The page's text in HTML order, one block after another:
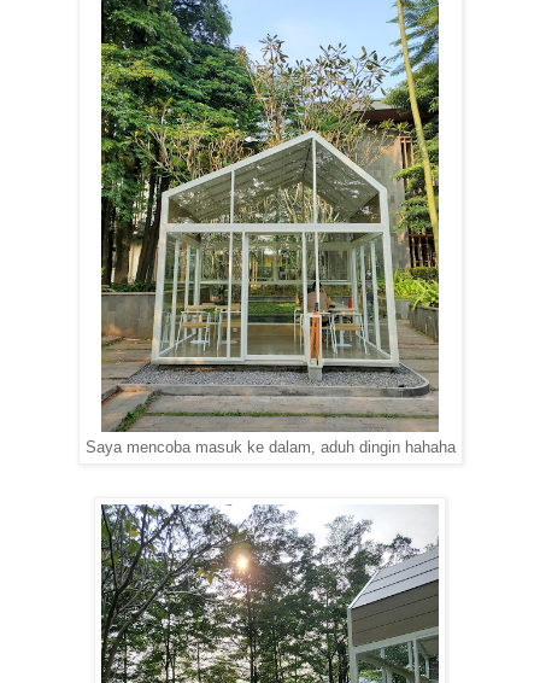
Saya mencoba masuk ke dalam, aduh dingin hahaha